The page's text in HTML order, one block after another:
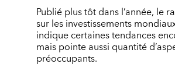
Publié plus tôt dans l’année, le
sur les investissements
indique certaines tendances
mais pointe aussi quantité
préoccupants.